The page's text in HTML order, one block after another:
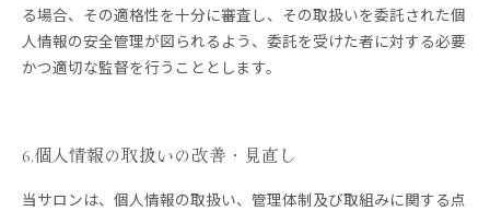
る場合、その適格性を十分に審査し、その取扱いを委託された個
人情報の安全管理が図られるよう、委託を受けた者に対する必要
かつ適切な監督を行うこととします。
6.個人情報の取扱いの改善・見直し
当サロンは、個人情報の取扱い、管理体制及び取組みに関する点